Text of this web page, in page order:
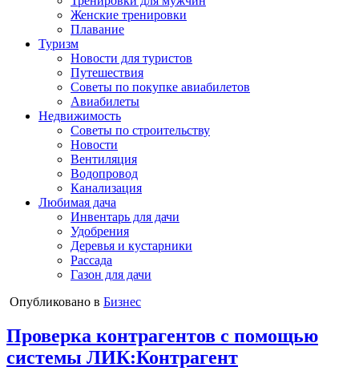
Женские тренировки
Плавание
Туризм
Новости для туристов
Путешествия
Советы по покупке авиабилетов
Авиабилеты
Недвижимость
Советы по строительству
Новости
Вентиляция
Водопровод
Канализация
Любимая дача
Инвентарь для дачи
Удобрения
Деревья и кустарники
Рассада
Газон для дачи
Опубликовано в Бизнес
Проверка контрагентов с помощью
системы ЛИК:Контрагент